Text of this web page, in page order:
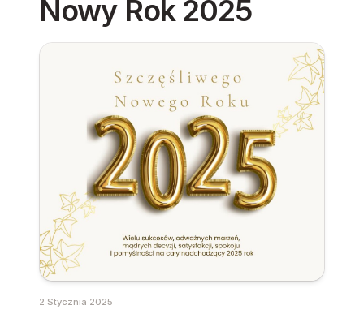
Nowy Rok 2025
2 Stycznia 2025